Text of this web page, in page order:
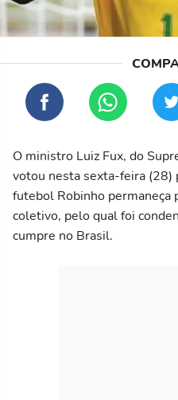
O ministro Luiz Fux, do
votou nesta sexta-feira (28)
futebol Robinho
coletivo, pelo qual foi
cumpre no Brasil.